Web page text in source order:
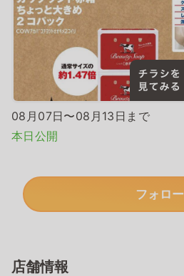
08月07日〜08月13日まで
本日公開
フォロー
店舗情報